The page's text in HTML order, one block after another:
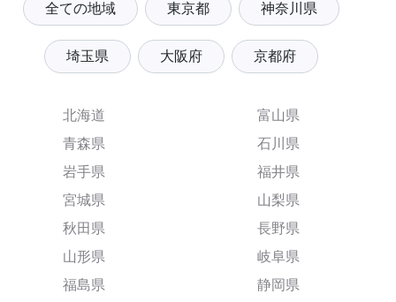
全ての地域 東京都 神奈川県
埼玉県 大阪府 京都府
北海道
青森県
岩手県
宮城県
秋田県
山形県
福島県
富山県
石川県
福井県
山梨県
長野県
岐阜県
静岡県